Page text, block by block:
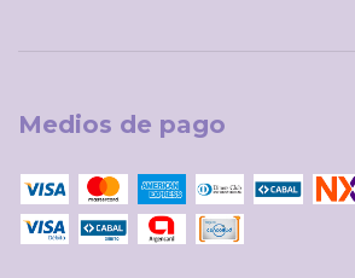
Medios de pago